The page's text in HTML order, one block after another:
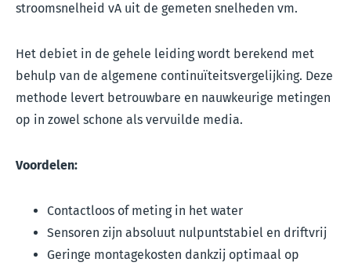
stroomsnelheid vA uit de gemeten snelheden vm.
Het debiet in de gehele leiding wordt berekend met
behulp van de algemene continuïteitsvergelijking. Deze
methode levert betrouwbare en nauwkeurige metingen
op in zowel schone als vervuilde media.
Voordelen:
Contactloos of meting in het water
Sensoren zijn absoluut nulpuntstabiel en driftvrij
Geringe montagekosten dankzij optimaal op